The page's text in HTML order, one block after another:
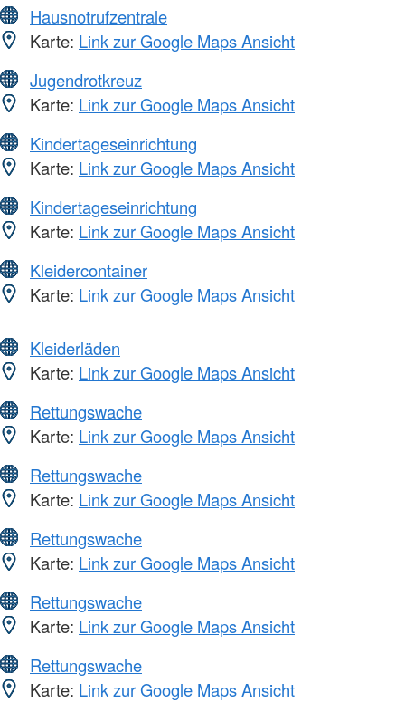
Hausnotrufzentrale
Karte: Link zur Google Maps Ansicht
Jugendrotkreuz
Karte: Link zur Google Maps Ansicht
Kindertageseinrichtung
Karte: Link zur Google Maps Ansicht
Kindertageseinrichtung
Karte: Link zur Google Maps Ansicht
Kleidercontainer
Karte: Link zur Google Maps Ansicht
Kleiderläden
Karte: Link zur Google Maps Ansicht
Rettungswache
Karte: Link zur Google Maps Ansicht
Rettungswache
Karte: Link zur Google Maps Ansicht
Rettungswache
Karte: Link zur Google Maps Ansicht
Rettungswache
Karte: Link zur Google Maps Ansicht
Rettungswache
Karte: Link zur Google Maps Ansicht